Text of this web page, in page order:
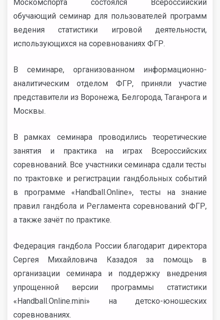
Москомспорта состоялся Всероссийский
обучающий семинар для пользователей программ
ведения статистики игровой деятельности,
использующихся на соревнованиях ФГР.
В семинаре, организованном информационно-
аналитическим отделом ФГР, приняли участие
представители из Воронежа, Белгорода, Таганрога и
Москвы.
В рамках семинара проводились теоретические
занятия и практика на играх Всероссийских
соревнований. Все участники семинара сдали тесты
по трактовке и регистрации гандбольных событий
в программе «Handball.Online», тесты на знание
правил гандбола и Регламента соревнований ФГР,
а также зачёт по практике.
Федерация гандбола России благодарит директора
Сергея Михайловича Казадоя за помощь в
организации семинара и поддержку внедрения
упрощенной версии программы статистики
«Handball.Online.mini» на детско-юношеских
соревнованиях.